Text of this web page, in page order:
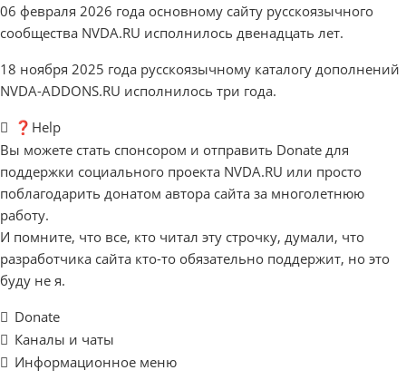
06 февраля 2026 года основному сайту русскоязычного
сообщества NVDA.RU исполнилось двенадцать лет.
18 ноября 2025 года русскоязычному каталогу дополнений
NVDA-ADDONS.RU исполнилось три года.
❓Help
Вы можете стать спонсором и отправить Donate для
поддержки социального проекта NVDA.RU или просто
поблагодарить донатом автора сайта за многолетнюю
работу.
И помните, что все, кто читал эту строчку, думали, что
разработчика сайта кто-то обязательно поддержит, но это
буду не я.
Donate
Каналы и чаты
Информационное меню